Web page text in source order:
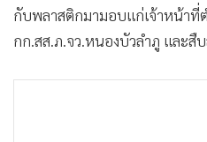
กับพลาสติกมามอบแก่เจ้าหน้าที่
กก.สส.ภ.จว.หนองบัวลำภู และสื